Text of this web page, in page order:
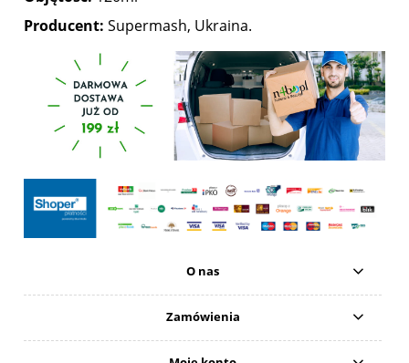
Producent: Supermash, Ukraina.
O nas
Zamówienia